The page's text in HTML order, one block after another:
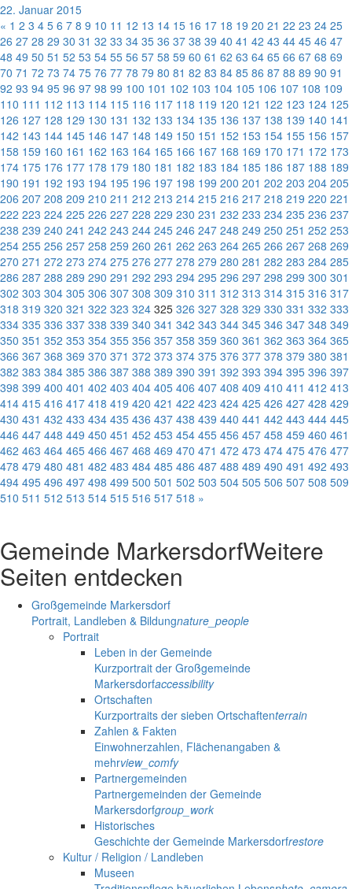
22. Januar 2015
« 1 2 3 4 5 6 7 8 9 10 11 12 13 14 15 16 17 18 19 20 21 22 23 24 25
26 27 28 29 30 31 32 33 34 35 36 37 38 39 40 41 42 43 44 45 46 47
48 49 50 51 52 53 54 55 56 57 58 59 60 61 62 63 64 65 66 67 68 69
70 71 72 73 74 75 76 77 78 79 80 81 82 83 84 85 86 87 88 89 90 91
92 93 94 95 96 97 98 99 100 101 102 103 104 105 106 107 108 109
110 111 112 113 114 115 116 117 118 119 120 121 122 123 124 125
126 127 128 129 130 131 132 133 134 135 136 137 138 139 140 141
142 143 144 145 146 147 148 149 150 151 152 153 154 155 156 157
158 159 160 161 162 163 164 165 166 167 168 169 170 171 172 173
174 175 176 177 178 179 180 181 182 183 184 185 186 187 188 189
190 191 192 193 194 195 196 197 198 199 200 201 202 203 204 205
206 207 208 209 210 211 212 213 214 215 216 217 218 219 220 221
222 223 224 225 226 227 228 229 230 231 232 233 234 235 236 237
238 239 240 241 242 243 244 245 246 247 248 249 250 251 252 253
254 255 256 257 258 259 260 261 262 263 264 265 266 267 268 269
270 271 272 273 274 275 276 277 278 279 280 281 282 283 284 285
286 287 288 289 290 291 292 293 294 295 296 297 298 299 300 301
302 303 304 305 306 307 308 309 310 311 312 313 314 315 316 317
318 319 320 321 322 323 324 325 326 327 328 329 330 331 332 333
334 335 336 337 338 339 340 341 342 343 344 345 346 347 348 349
350 351 352 353 354 355 356 357 358 359 360 361 362 363 364 365
366 367 368 369 370 371 372 373 374 375 376 377 378 379 380 381
382 383 384 385 386 387 388 389 390 391 392 393 394 395 396 397
398 399 400 401 402 403 404 405 406 407 408 409 410 411 412 413
414 415 416 417 418 419 420 421 422 423 424 425 426 427 428 429
430 431 432 433 434 435 436 437 438 439 440 441 442 443 444 445
446 447 448 449 450 451 452 453 454 455 456 457 458 459 460 461
462 463 464 465 466 467 468 469 470 471 472 473 474 475 476 477
478 479 480 481 482 483 484 485 486 487 488 489 490 491 492 493
494 495 496 497 498 499 500 501 502 503 504 505 506 507 508 509
510 511 512 513 514 515 516 517 518 »
Gemeinde MarkersdorfWeitere
Seiten entdecken
Großgemeinde Markersdorf
Portrait, Landleben & Bildungnature_people
Portrait
Leben in der Gemeinde
Kurzportrait der Großgemeinde
Markersdorfaccessibility
Ortschaften
Kurzportraits der sieben Ortschaftenterrain
Zahlen & Fakten
Einwohnerzahlen, Flächenangaben &
mehrview_comfy
Partnergemeinden
Partnergemeinden der Gemeinde
Markersdorfgroup_work
Historisches
Geschichte der Gemeinde Markersdorfrestore
Kultur / Religion / Landleben
Museen